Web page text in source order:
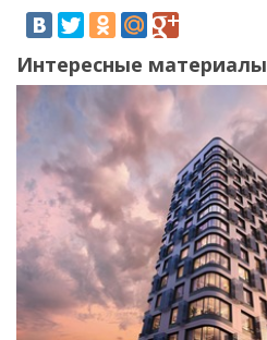
Интересные материалы